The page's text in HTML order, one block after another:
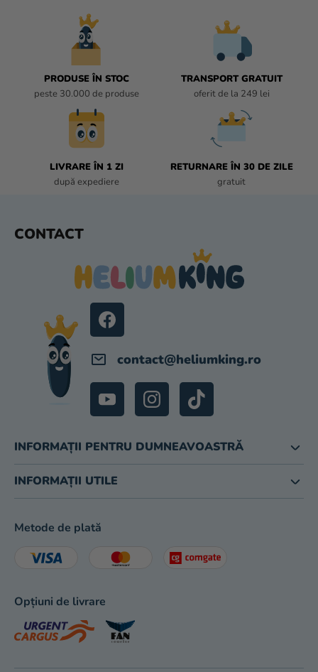
PRODUSE ÎN STOC
peste 30.000 de produse
TRANSPORT GRATUIT
oferit de la 249 lei
LIVRARE ÎN 1 ZI
după expediere
RETURNARE ÎN 30 DE ZILE
gratuit
CONTACT
contact@heliumking.ro
INFORMAȚII PENTRU DUMNEAVOASTRĂ
INFORMAȚII UTILE
Metode de plată
Opțiuni de livrare